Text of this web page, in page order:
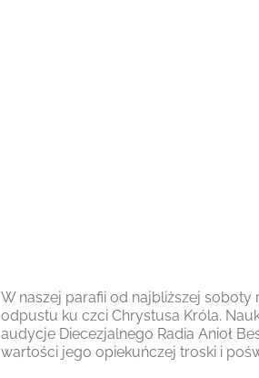
W naszej parafii od najbliższej soboty
odpustu ku czci Chrystusa Króla.
audycje Diecezjalnego Radia Anioł
wartości jego opiekuńczej troski i